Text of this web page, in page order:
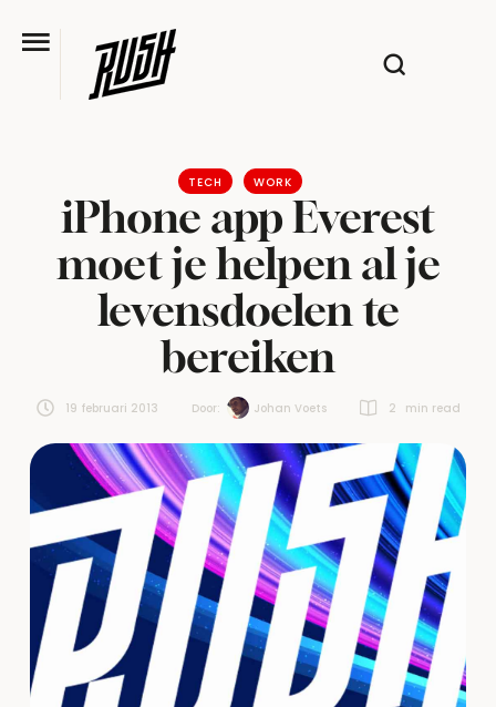
TECH WORK
iPhone app Everest
moet je helpen al je
levensdoelen te
bereiken
19 februari 2013 Door: Johan Voets 2 min read